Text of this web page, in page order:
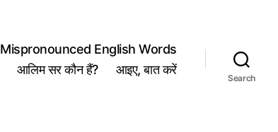
Mispronounced English Words
आलिम सर कौन हैं? आइए, बात करें
Search